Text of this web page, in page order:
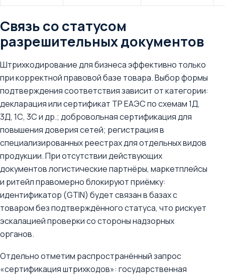
Связь со статусом
разрешительных документов
Штрихкодирование для бизнеса эффективно только
при корректной правовой базе товара. Выбор формы
подтверждения соответствия зависит от категории:
декларация или сертификат ТР ЕАЭС по схемам 1Д,
3Д, 1С, 3С и др.; добровольная сертификация для
повышения доверия сетей; регистрация в
специализированных реестрах для отдельных видов
продукции. При отсутствии действующих
документов логистические партнёры, маркетплейсы
и ритейл правомерно блокируют приёмку:
идентификатор (GTIN) будет связан в базах с
товаром без подтверждённого статуса, что рискует
эскалацией проверки со стороны надзорных
органов.
Отдельно отметим распространённый запрос
«сертификация штрихкодов»: государственная